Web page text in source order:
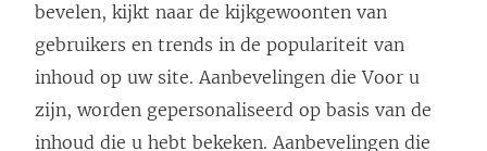
bevelen, kijkt naar de kijkgewoonten van
gebruikers en trends in de populariteit van
inhoud op uw site. Aanbevelingen die Voor u
zijn, worden gepersonaliseerd op basis van de
inhoud die u hebt bekeken. Aanbevelingen die